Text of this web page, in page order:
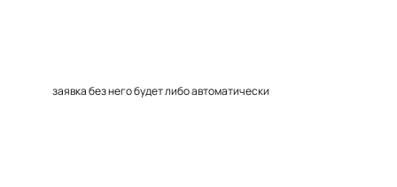
заявка без него будет либо автоматически